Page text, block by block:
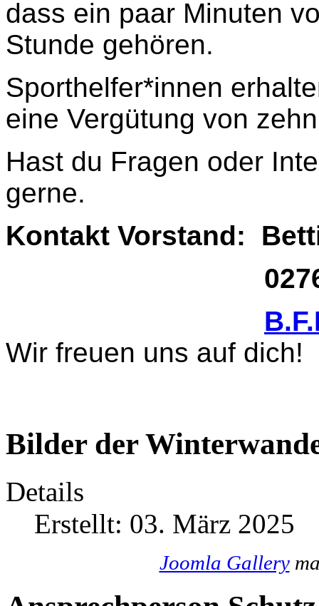
dass ein paar Minuten
Stunde gehören.
Sporthelfer*innen
eine Vergütung von
Hast du Fragen oder
gerne.
Kontakt Vorstand:
02761
Wir freuen uns auf dich!
Bilder der
Details
Erstellt: 03. März 2025
Joomla Gallery